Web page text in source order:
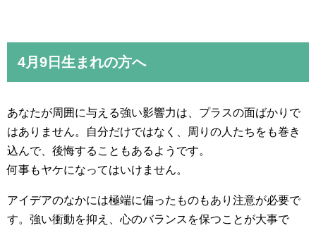
4月9日生まれの方へ
あなたが周囲に与える強い影響力は、プラスの面ばかりで
はありません。自分だけではなく、周りの人たちをも巻き
込んで、後悔することもあるようです。
何事もヤケになってはいけません。
アイデアのなかには極端に偏ったものもあり注意が必要で
す。強い衝動を抑え、心のバランスを保つことが大事で